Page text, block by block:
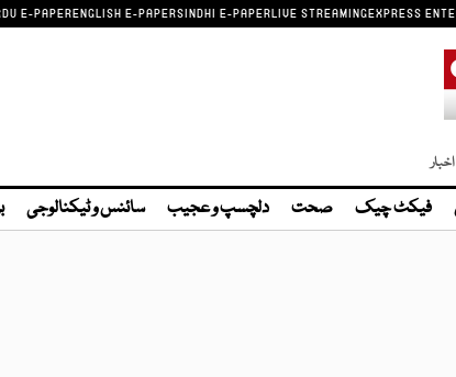
E-PAPERENGLISH E-PAPERSINDHI E-PAPERLIVE STREAMINGEXPRESS
فیکٹ چیک صحت دلچسپ و عجیب سائنس و ٹیکنالوجی